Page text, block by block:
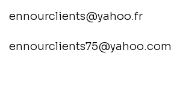
ennourclients@yahoo.fr
ennourclients75@yahoo.com